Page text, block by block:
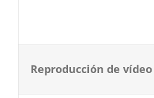
Reproducción de vídeo